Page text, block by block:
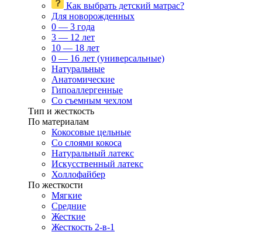
Как выбрать детский матрас?
Для новорожденных
0 — 3 года
3 — 12 лет
10 — 18 лет
0 — 16 лет (универсальные)
Натуральные
Анатомические
Гипоаллергенные
Со съемным чехлом
Тип и жесткость
По материалам
Кокосовые цельные
Со слоями кокоса
Натуральный латекс
Искусственный латекс
Холлофайбер
По жесткости
Мягкие
Средние
Жесткие
Жесткость 2-в-1